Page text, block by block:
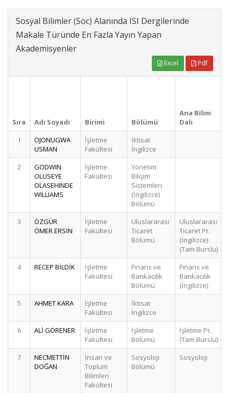
Sosyal Bilimler (Soc) Alanında ISI Dergilerinde
Makale Türünde En Fazla Yayın Yapan
Akademisyenler
Excel Pdf
Sıra Adı Soyadı Birimi Bölümü
Ana Bilim
Dalı
1
OJONUGWA
USMAN
İşletme
Fakültesi
İktisat
İngilizce
2
GODWIN
OLUSEYE
OLASEHINDE
WILLIAMS
İşletme
Fakültesi
Yönetim
Bilişim
Sistemleri
(İngilizce)
Bölümü
3
ÖZGÜR
ÖMER ERSİN
İşletme
Fakültesi
Uluslararası
Ticaret
Bölümü
Uluslararası
Ticaret Pr.
(İngilizce)
(Tam Burslu)
4
RECEP BİLDİK
İşletme
Fakültesi
Finans ve
Bankacılık
Bölümü
Finans ve
Bankacılık
(İngilizce)
5
AHMET KARA
İşletme
Fakültesi
İktisat
İngilizce
6
ALİ GÖRENER
İşletme
Fakültesi
İşletme
Bölümü
İşletme Pr.
(Tam Burslu)
7
NECMETTİN
DOĞAN
İnsan ve
Toplum
Bilimleri
Fakültesi
Sosyoloji
Bölümü
Sosyoloji